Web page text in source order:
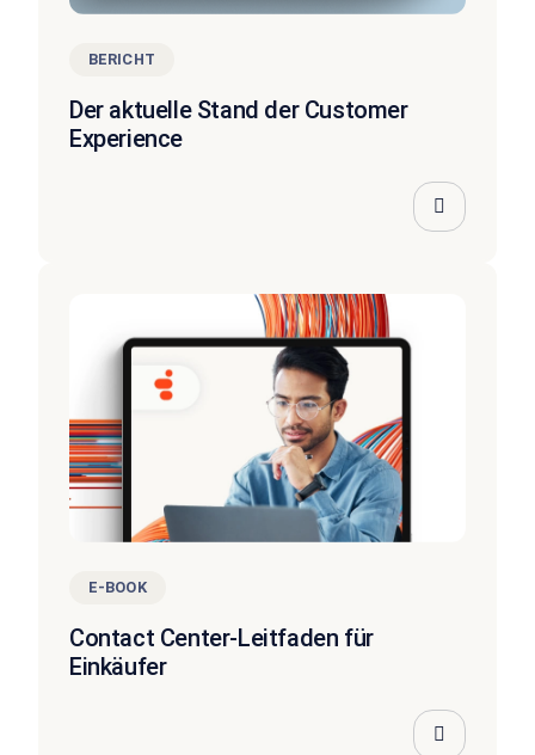
BERICHT
Der aktuelle Stand der Customer
Experience
E-BOOK
Contact Center-Leitfaden für
Einkäufer